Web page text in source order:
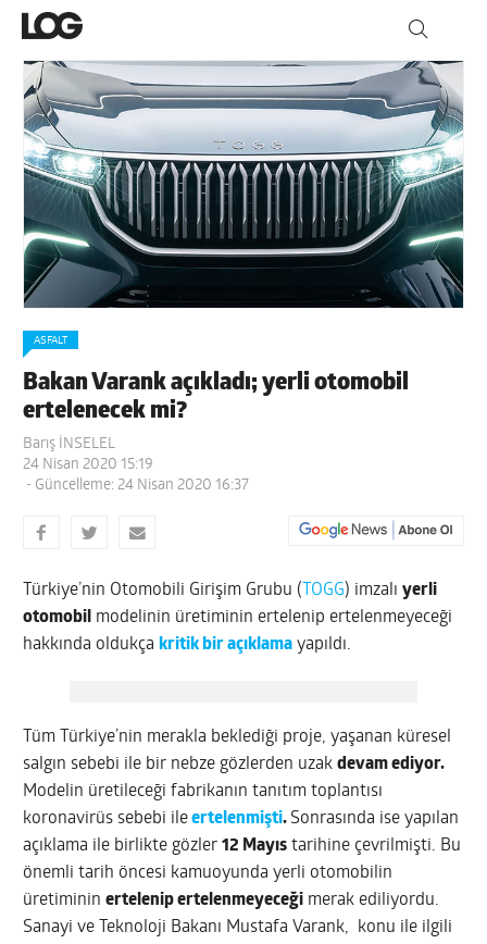
ASFALT
Bakan Varank açıkladı; yerli otomobil
ertelenecek mi?
Barış İNSELEL
24 Nisan 2020 15:19
- Güncelleme: 24 Nisan 2020 16:37
Türkiye’nin Otomobili Girişim Grubu ( TOGG) imzalıyerli
otomobil modelinin üretiminin ertelenip ertelenmeyeceği
hakkında oldukça kritik bir açıklama yapıldı.
Tüm Türkiye’nin merakla beklediği proje, yaşanan küresel
salgın sebebi ile bir nebze gözlerden uzakdevam ediyor.
Modelin üretileceği fabrikanın tanıtım toplantısı
koronavirüs sebebi ileertelenmişti. Sonrasında ise yapılan
açıklama ile birlikte gözler12 Mayıs tarihine çevrilmişti. Bu
önemli tarih öncesi kamuoyunda yerli otomobilin
üretimininertelenip ertelenmeyeceği merak ediliyordu.
Sanayi ve Teknoloji Bakanı Mustafa Varank, konu ile ilgili